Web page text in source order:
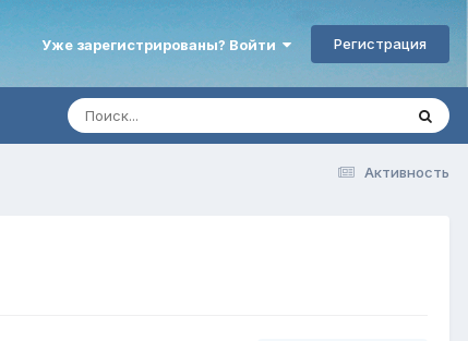
Уже зарегистрированы? Войти Регистрация
Активность